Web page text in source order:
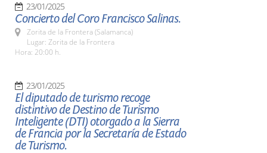
23/01/2025
Concierto del Coro Francisco Salinas.
Zorita de la Frontera (Salamanca)
Lugar: Zorita de la Frontera
Hora: 20:00 h.
23/01/2025
El diputado de turismo recoge
distintivo de Destino de Turismo
Inteligente (DTI) otorgado a la Sierra
de Francia por la Secretaría de Estado
de Turismo.